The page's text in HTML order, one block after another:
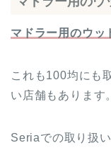
マドラー用のウッ
これも100均にも
い店舗もあります。
Seriaでの取り扱